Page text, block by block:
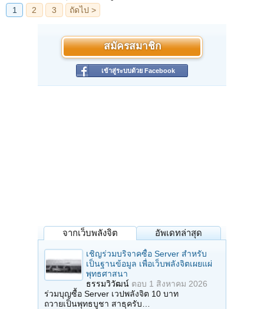
สมัครสมาชิก
เข้าสู่ระบบด้วย Facebook
จากเว็บพลังจิต อัพเดทล่าสุด
เชิญร่วมบริจาคซื้อ Server สำหรับ
เป็นฐานข้อมูล เพื่อเว็บพลังจิตเผยแผ่
พุทธศาสนา
ธรรมวิวัฒน์ ตอบ 1 สิงหาคม 2026
ร่วมบุญซื้อ Server เวปพลังจิต 10 บาท
ถวายเป็นพุทธบูชา สาธุครับ…